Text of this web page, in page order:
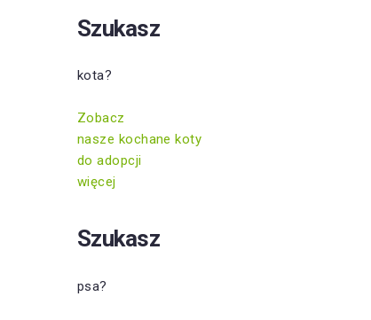
Szukasz
kota?
Zobacz
nasze kochane koty
do adopcji
więcej
Szukasz
psa?